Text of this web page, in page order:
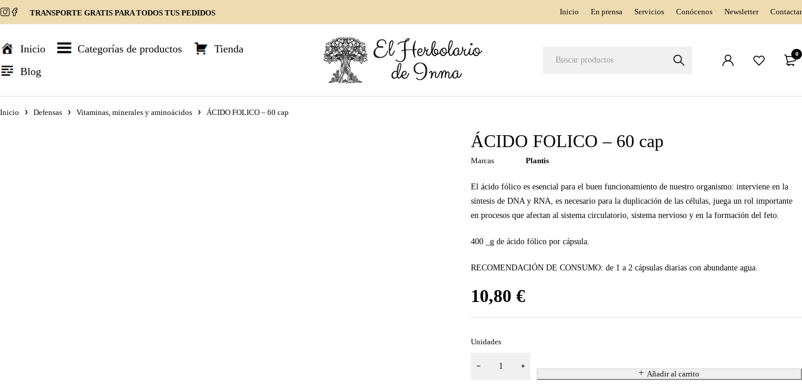
TRANSPORTE GRATIS PARA TODOS TUS PEDIDOS Inicio En prensa Servicios Conócenos Newsletter Contactar
Inicio Categorías de productos
Tienda
Blog
0
Inicio Defensas Vitaminas, minerales y aminoácidos ÁCIDO FOLICO – 60 cap
ÁCIDO FOLICO – 60 cap
Marcas Plantis
El ácido fólico es esencial para el buen funcionamiento de nuestro organismo: interviene en la
síntesis de DNA y RNA, es necesario para la duplicación de las células, juega un rol importante
en procesos que afectan al sistema circulatorio, sistema nervioso y en la formación del feto.
400 _g de ácido fólico por cápsula.
RECOMENDACIÓN DE CONSUMO: de 1 a 2 cápsulas diarias con abundante agua.
10,80€
Unidades
Añadir al carrito